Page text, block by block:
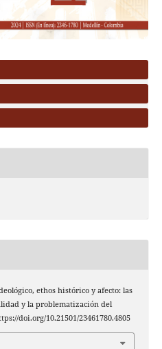
ethos histórico y afecto: las
y la problematización del
doi.org/10.21501/23461780.4805